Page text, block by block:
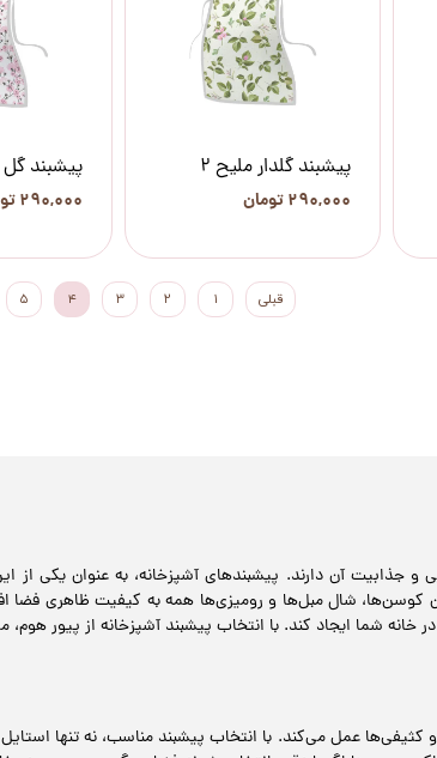
پیشبند گلدار ملیح 2
۲۹۰,۰۰۰ تومان
پیشبند گل
۲۹۰,۰۰۰ تومان
قبلی ۱ ۲ ۳ ۴ ۵
آن دارند. پیشبندهای آشپزخانه، به عنوان یکی از
شال مبل‌ها و رومیزی‌ها همه به کیفیت ظاهری فضا
شما ایجاد کند. با انتخاب پیشبند آشپزخانه از پیور هوم،
و کثیفی‌ها عمل می‌کند. با انتخاب پیشبند مناسب، نه تنها